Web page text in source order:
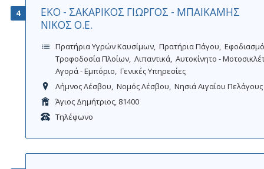
4
ΕΚΟ - ΣΑΚΑΡΙΚΟΣ ΓΙΩΡΓΟΣ - ΜΠΑΙΚΑΜΗΣ
ΝΙΚΟΣ Ο.Ε.
Πρατήρια Υγρών Καυσίμων Πρατήρια Πάγου
Τροφοδοσία Πλοίων Λιπαντικά Αυτοκίνητο -
Αγορά - Εμπόριο Γενικές Υπηρεσίες
Λήμνος Λέσβου Νομός Λέσβου Νησιά Αιγαίου Πελάγους
Άγιος Δημήτριος, 81400
Τηλέφωνο